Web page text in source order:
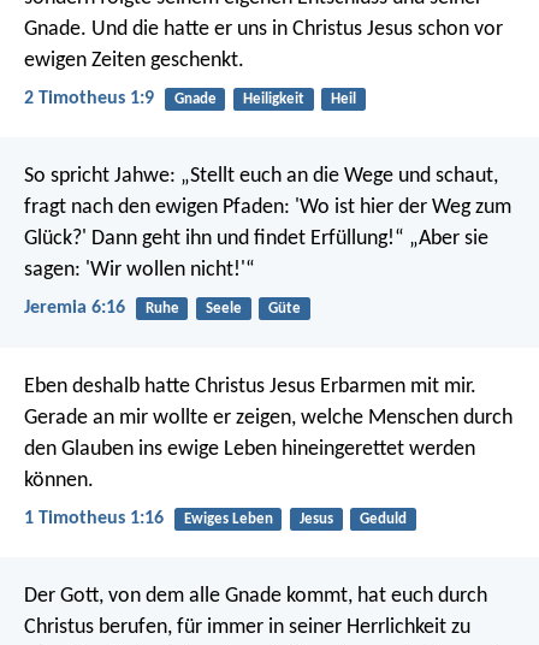
Gnade. Und die hatte er uns in Christus Jesus schon vor
ewigen Zeiten geschenkt.
2 Timotheus 1:9 Gnade Heiligkeit Heil
So spricht Jahwe: „Stellt euch an die Wege und schaut,
fragt nach den ewigen Pfaden: 'Wo ist hier der Weg zum
Glück?' Dann geht ihn und findet Erfüllung!“ „Aber sie
sagen: 'Wir wollen nicht!'“
Jeremia 6:16 Ruhe Seele Güte
Eben deshalb hatte Christus Jesus Erbarmen mit mir.
Gerade an mir wollte er zeigen, welche Menschen durch
den Glauben ins ewige Leben hineingerettet werden
können.
1 Timotheus 1:16 Ewiges Leben Jesus Geduld
Der Gott, von dem alle Gnade kommt, hat euch durch
Christus berufen, für immer in seiner Herrlichkeit zu